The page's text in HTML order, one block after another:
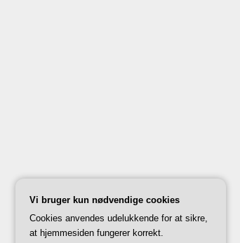
Vi bruger kun nødvendige cookies
Cookies anvendes udelukkende for at sikre,
at hjemmesiden fungerer korrekt.